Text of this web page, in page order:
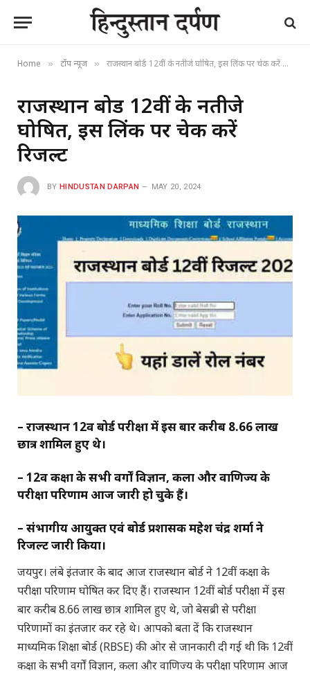
Home » टॉप न्यूज » राजस्थान बोर्ड 12वीं के नतीजे घोषित, इस लिंक पर चेक करें रिजल्ट
राजस्थान बोर्ड 12वीं के नतीजे
घोषित, इस लिंक पर चेक करें
रिजल्ट
BY HINDUSTAN DARPAN MAY 20, 2024
– राजस्थान 12वीं बोर्ड परीक्षा में इस बार करीब 8.66 लाख
छात्र शामिल हुए थे।
– 12वीं कक्षा के सभी वर्गों विज्ञान, कला और वाणिज्य के
परीक्षा परिणाम आज जारी हो चुके हैं।
– संभागीय आयुक्त एवं बोर्ड प्रशासक महेश चंद्र शर्मा ने
रिजल्ट जारी किया।
जयपुर। लंबे इंतजार के बाद आज राजस्थान बोर्ड ने 12वीं कक्षा के
परीक्षा परिणाम घोषित कर दिए हैं। राजस्थान 12वीं बोर्ड परीक्षा में इस
बार करीब 8.66 लाख छात्र शामिल हुए थे, जो बेसब्री से परीक्षा
परिणामों का इंतजार कर रहे थे। आपको बता दें कि राजस्थान
माध्यमिक शिक्षा बोर्ड (RBSE) की ओर से जानकारी दी गई थी कि 12वीं
कक्षा के सभी वर्गों विज्ञान, कला और वाणिज्य के परीक्षा परिणाम आज